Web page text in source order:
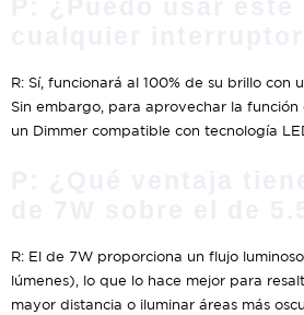
R: Sí, funcionará al 100% de su brillo con
Sin embargo, para aprovechar la
un Dimmer compatible con tecnología
R: El de 7W proporciona un flujo
lúmenes), lo que lo hace mejor para
mayor distancia o iluminar áreas más